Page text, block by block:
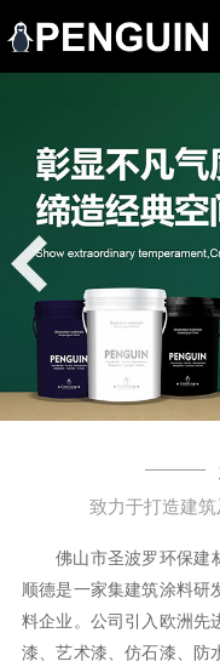
致力于打造建
佛山市圣波罗环保建
顺德是一家集建筑涂料研
料企业。公司引入欧洲先
漆、艺术漆、仿石漆、防